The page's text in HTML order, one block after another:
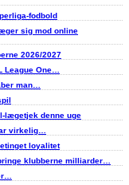
fodbold
sig mod online
2026/2027
League One…
man…
lægetjek denne uge
virkelig…
loyalitet
klubberne milliarder…